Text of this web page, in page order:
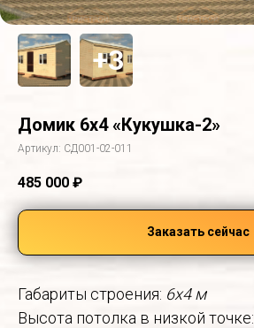
Домик 6х4 «Кукушка-2»
Артикул: СД001-02-011
485 000 ₽
Заказать сейчас
Габариты строения: 6x4 м
Высота потолка в низкой точке: